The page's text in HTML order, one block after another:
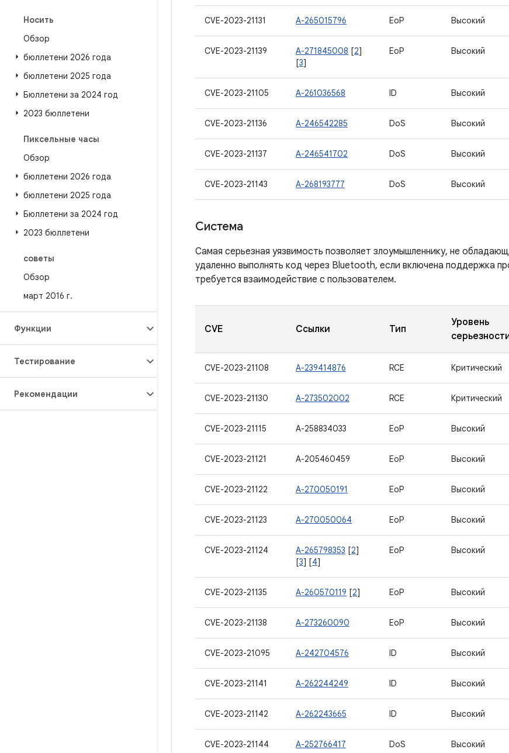
Носить
Обзор
бюллетени 2026 года
бюллетени 2025 года
Бюллетени за 2024 год
2023 бюллетени
Пиксельные часы
Обзор
бюллетени 2026 года
бюллетени 2025 года
Бюллетени за 2024 год
2023 бюллетени
советы
Обзор
март 2016 г.
Функции
Тестирование
Рекомендации
CVE-2023-21131 A-265015796 EoP Высокий
CVE-2023-21139 A-271845008 [2]
[3]
EoP Высокий
CVE-2023-21105 A-261036568 ID Высокий
CVE-2023-21136 A-246542285 DoS Высокий
CVE-2023-21137 A-246541702 DoS Высокий
CVE-2023-21143 A-268193777 DoS Высокий
Система
Самая серьезная уязвимость позволяет злоумышленнику, не
удаленно выполнять код через Bluetooth, если включена поддержка
требуется взаимодействие с пользователем.
CVE Ссылки Тип
Уровень
CVE-2023-21108 A-239414876 RCE Критический
CVE-2023-21130 A-273502002 RCE Критический
CVE-2023-21115 A-258834033 EoP Высокий
CVE-2023-21121 A-205460459 EoP Высокий
CVE-2023-21122 A-270050191 EoP Высокий
CVE-2023-21123 A-270050064 EoP Высокий
CVE-2023-21124 A-265798353 [2]
[3] [4]
EoP Высокий
CVE-2023-21135 A-260570119 [2] EoP Высокий
CVE-2023-21138 A-273260090 EoP Высокий
CVE-2023-21095 A-242704576 ID Высокий
CVE-2023-21141 A-262244249 ID Высокий
CVE-2023-21142 A-262243665 ID Высокий
CVE-2023-21144 A-252766417 DoS Высокий